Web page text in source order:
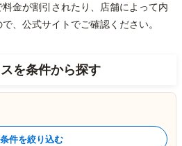
金が割引されたり、店舗によって内
、公式サイトでご確認ください。
を条件から探す
条件を絞り込む